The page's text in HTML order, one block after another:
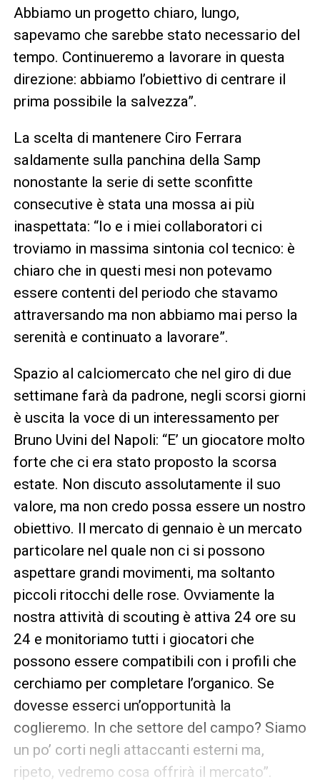
Abbiamo un progetto chiaro, lungo,
sapevamo che sarebbe stato necessario del
tempo. Continueremo a lavorare in questa
direzione: abbiamo l’obiettivo di centrare il
prima possibile la salvezza”.
La scelta di mantenere Ciro Ferrara
saldamente sulla panchina della Samp
nonostante la serie di sette sconfitte
consecutive è stata una mossa ai più
inaspettata: “Io e i miei collaboratori ci
troviamo in massima sintonia col tecnico: è
chiaro che in questi mesi non potevamo
essere contenti del periodo che stavamo
attraversando ma non abbiamo mai perso la
serenità e continuato a lavorare”.
Spazio al calciomercato che nel giro di due
settimane farà da padrone, negli scorsi giorni
è uscita la voce di un interessamento per
Bruno Uvini del Napoli: “E’ un giocatore molto
forte che ci era stato proposto la scorsa
estate. Non discuto assolutamente il suo
valore, ma non credo possa essere un nostro
obiettivo. Il mercato di gennaio è un mercato
particolare nel quale non ci si possono
aspettare grandi movimenti, ma soltanto
piccoli ritocchi delle rose. Ovviamente la
nostra attività di scouting è attiva 24 ore su
24 e monitoriamo tutti i giocatori che
possono essere compatibili con i profili che
cerchiamo per completare l’organico. Se
dovesse esserci un’opportunità la
coglieremo. In che settore del campo? Siamo
un po’ corti negli attaccanti esterni ma,
ripeto, vedremo cosa offrirà il mercato”.